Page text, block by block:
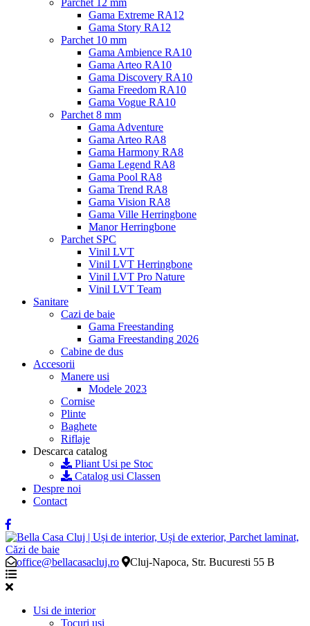
Parchet 12 mm
Gama Extreme RA12
Gama Story RA12
Parchet 10 mm
Gama Ambience RA10
Gama Arteo RA10
Gama Discovery RA10
Gama Freedom RA10
Gama Vogue RA10
Parchet 8 mm
Gama Adventure
Gama Arteo RA8
Gama Harmony RA8
Gama Legend RA8
Gama Pool RA8
Gama Trend RA8
Gama Vision RA8
Gama Ville Herringbone
Manor Herringbone
Parchet SPC
Vinil LVT
Vinil LVT Herringbone
Vinil LVT Pro Nature
Vinil LVT Team
Sanitare
Cazi de baie
Gama Freestanding
Gama Freestanding 2026
Cabine de dus
Accesorii
Manere usi
Modele 2023
Cornise
Plinte
Baghete
Riflaje
Descarca catalog
Pliant Usi pe Stoc
Catalog usi Classen
Despre noi
Contact
office@bellacasacluj.ro Cluj-Napoca, Str. Bucuresti 55 B
Usi de interior
Tocuri usi